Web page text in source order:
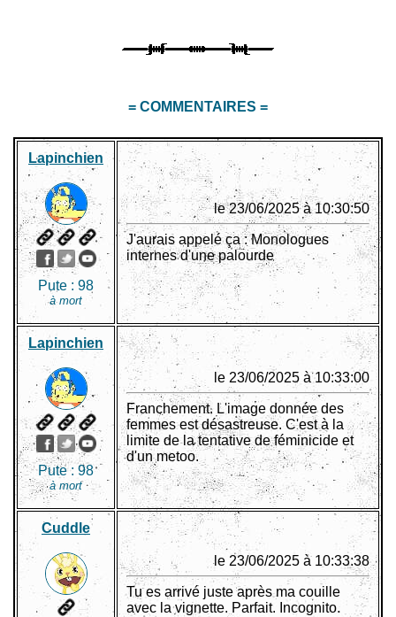
= COMMENTAIRES =
Lapinchien
Pute : 98
à mort
le 23/06/2025 à 10:30:50
J'aurais appelé ça : Monologues
internes d'une palourde
Lapinchien
Pute : 98
à mort
le 23/06/2025 à 10:33:00
Franchement. L'image donnée des
femmes est désastreuse. C'est à la
limite de la tentative de féminicide et
d'un metoo.
Cuddle
le 23/06/2025 à 10:33:38
Tu es arrivé juste après ma couille
avec la vignette. Parfait. Incognito.